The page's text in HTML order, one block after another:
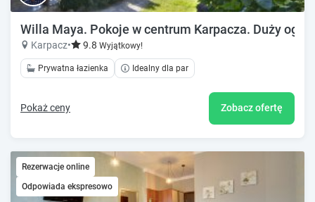
Willa Maya. Pokoje w centrum Karpacza. Duży
Karpacz• 9.8 Wyjątkowy!
Prywatna łazienka Idealny dla par
Pokaż ceny Zobacz ofertę
Rezerwacje online
Odpowiada ekspresowo